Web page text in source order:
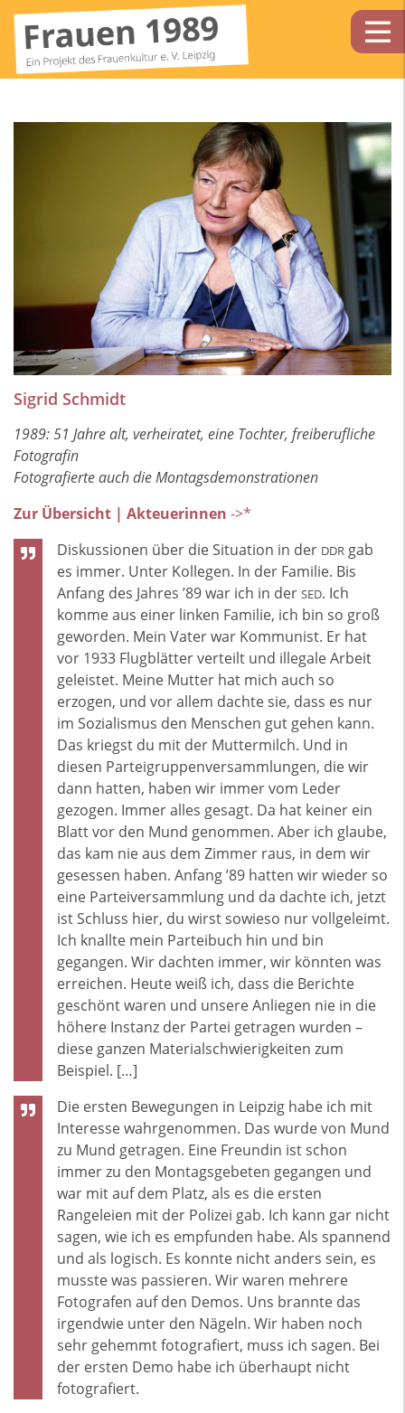
Sigrid Schmidt
1989: 51 Jahre alt, verheiratet, eine Tochter, freiberufliche
Fotografin
Fotografierte auch die Montagsdemonstrationen
Zur Übersicht | Akteuerinnen ->*
Diskussionen über die Situation in der DDR gab
es immer. Unter Kollegen. In der Familie. Bis
Anfang des Jahres ’89 war ich in der SED. Ich
komme aus einer linken Familie, ich bin so groß
geworden. Mein Vater war Kommunist. Er hat
vor 1933 Flugblätter verteilt und illegale Arbeit
geleistet. Meine Mutter hat mich auch so
erzogen, und vor allem dachte sie, dass es nur
im Sozialismus den Menschen gut gehen kann.
Das kriegst du mit der Muttermilch. Und in
diesen Parteigruppenversammlungen, die wir
dann hatten, haben wir immer vom Leder
gezogen. Immer alles gesagt. Da hat keiner ein
Blatt vor den Mund genommen. Aber ich glaube,
das kam nie aus dem Zimmer raus, in dem wir
gesessen haben. Anfang ’89 hatten wir wieder so
eine Parteiversammlung und da dachte ich, jetzt
ist Schluss hier, du wirst sowieso nur vollgeleimt.
Ich knallte mein Parteibuch hin und bin
gegangen. Wir dachten immer, wir könnten was
erreichen. Heute weiß ich, dass die Berichte
geschönt waren und unsere Anliegen nie in die
höhere Instanz der Partei getragen wurden –
diese ganzen Materialschwierigkeiten zum
Beispiel. […]
Die ersten Bewegungen in Leipzig habe ich mit
Interesse wahrgenommen. Das wurde von Mund
zu Mund getragen. Eine Freundin ist schon
immer zu den Montagsgebeten gegangen und
war mit auf dem Platz, als es die ersten
Rangeleien mit der Polizei gab. Ich kann gar nicht
sagen, wie ich es empfunden habe. Als spannend
und als logisch. Es konnte nicht anders sein, es
musste was passieren. Wir waren mehrere
Fotografen auf den Demos. Uns brannte das
irgendwie unter den Nägeln. Wir haben noch
sehr gehemmt fotografiert, muss ich sagen. Bei
der ersten Demo habe ich überhaupt nicht
fotografiert.